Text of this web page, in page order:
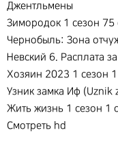
Джентльмены
Зимородок 1 сезон 75
Чернобыль: Зона
Невский 6. Расплата
Хозяин 2023 1 сезон
Узник замка Иф (Uznik
Жить жизнь 1 сезон 1
Смотреть hd